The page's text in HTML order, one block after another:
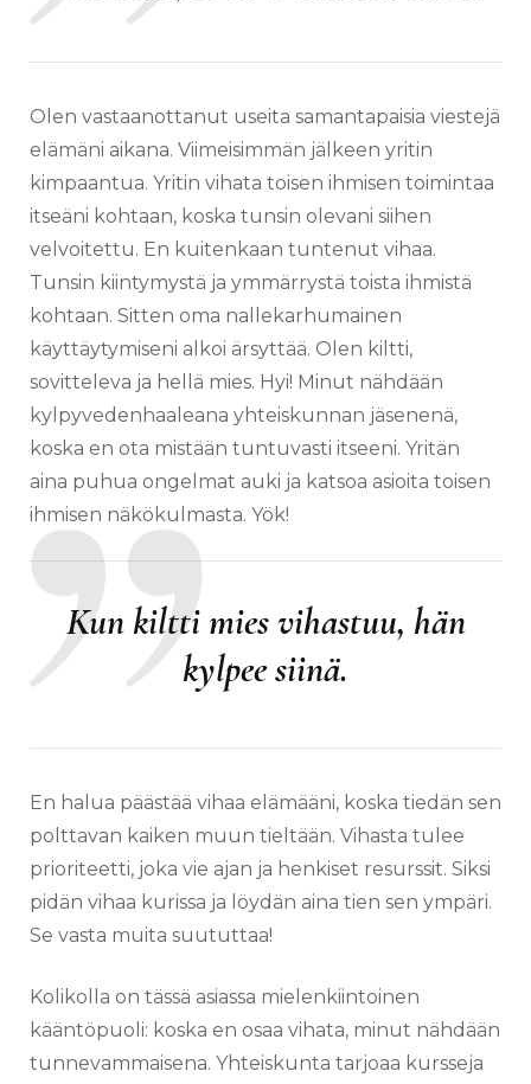
Olen vastaanottanut useita samantapaisia viestejä
elämäni aikana. Viimeisimmän jälkeen yritin
kimpaantua. Yritin vihata toisen ihmisen toimintaa
itseäni kohtaan, koska tunsin olevani siihen
velvoitettu. En kuitenkaan tuntenut vihaa.
Tunsin kiintymystä ja ymmärrystä toista ihmistä
kohtaan. Sitten oma nallekarhumainen
käyttäytymiseni alkoi ärsyttää. Olen kiltti,
sovitteleva ja hellä mies. Hyi! Minut nähdään
kylpyvedenhaaleana yhteiskunnan jäsenenä,
koska en ota mistään tuntuvasti itseeni. Yritän
aina puhua ongelmat auki ja katsoa asioita toisen
ihmisen näkökulmasta. Yök!
Kun kiltti mies vihastuu, hän
kylpee siinä.
En halua päästää vihaa elämääni, koska tiedän sen
polttavan kaiken muun tieltään. Vihasta tulee
prioriteetti, joka vie ajan ja henkiset resurssit. Siksi
pidän vihaa kurissa ja löydän aina tien sen ympäri.
Se vasta muita suututtaa!
Kolikolla on tässä asiassa mielenkiintoinen
kääntöpuoli: koska en osaa vihata, minut nähdään
tunnevammaisena. Yhteiskunta tarjoaa kursseja